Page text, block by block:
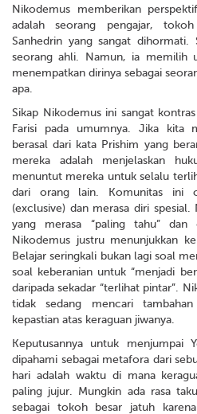
Nikodemus memberikan
adalah seorang pengajar,
Sanhedrin yang sangat dihormati.
seorang ahli. Namun, ia memilih
menempatkan dirinya sebagai
apa.
Sikap Nikodemus ini sangat
Farisi pada umumnya. Jika kita
berasal dari kata Prishim yang
mereka adalah menjelaskan
menuntut mereka untuk selalu
dari orang lain. Komunitas ini
(exclusive) dan merasa diri
yang merasa “paling tahu” dan
Nikodemus justru menunjukkan
Belajar seringkali bukan lagi soal
soal keberanian untuk “menjadi
daripada sekadar “terlihat pintar”.
tidak sedang mencari
kepastian atas keraguan jiwanya.
Keputusannya untuk menjumpai
dipahami sebagai metafora dari
hari adalah waktu di mana
paling jujur. Mungkin ada rasa
sebagai tokoh besar jatuh